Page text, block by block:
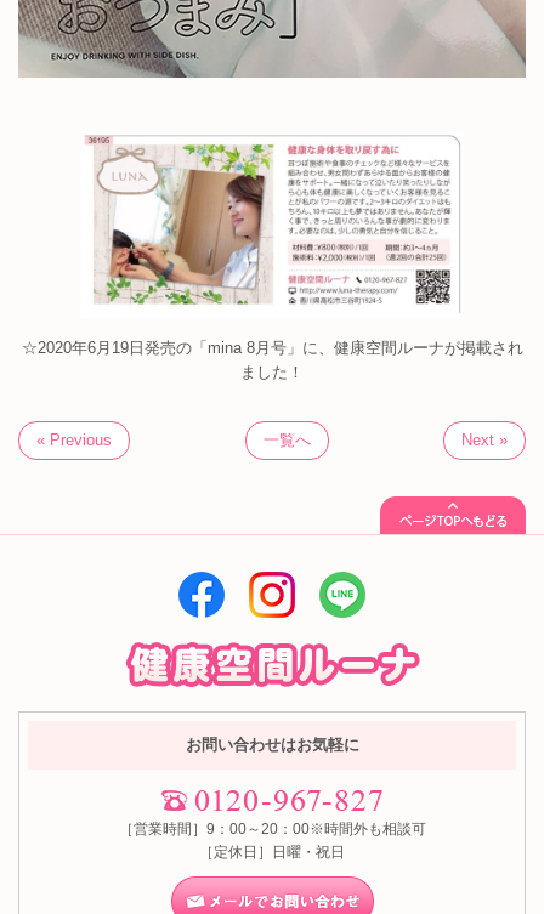
☆2020年6月19日発売の「mina 8月号」に、健康空間ルーナが掲載され
ました！
« Previous 一覧へ Next »
お問い合わせはお気軽に
［営業時間］9：00～20：00※時間外も相談可
［定休日］日曜・祝日